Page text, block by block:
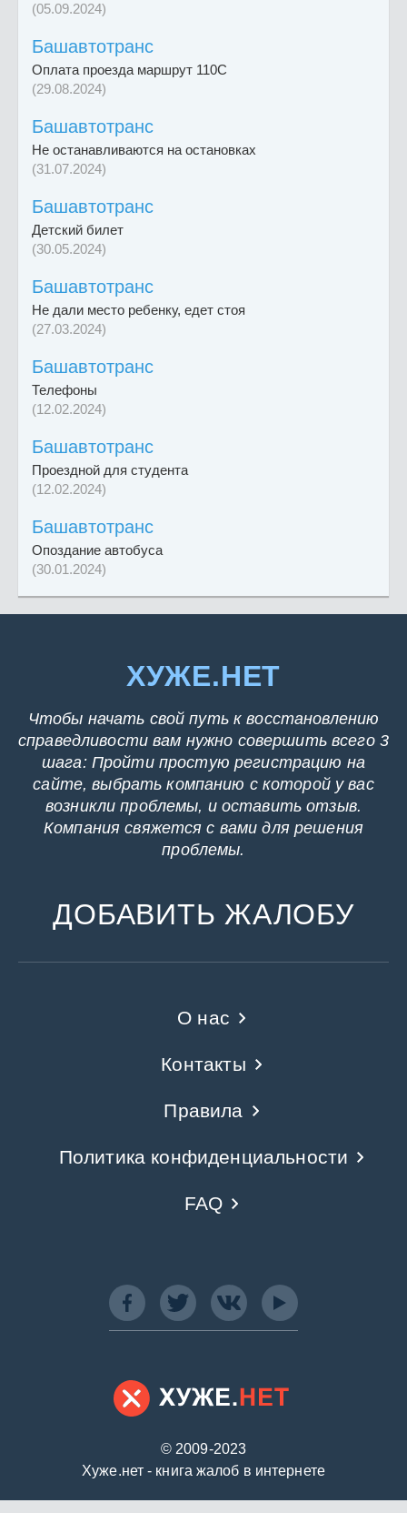
(05.09.2024)
Башавтотранс
Оплата проезда маршрут 110С
(29.08.2024)
Башавтотранс
Не останавливаются на остановках
(31.07.2024)
Башавтотранс
Детский билет
(30.05.2024)
Башавтотранс
Не дали место ребенку, едет стоя
(27.03.2024)
Башавтотранс
Телефоны
(12.02.2024)
Башавтотранс
Проездной для студента
(12.02.2024)
Башавтотранс
Опоздание автобуса
(30.01.2024)
ХУЖЕ.НЕТ
Чтобы начать свой путь к восстановлению
справедливости вам нужно совершить всего 3
шага: Пройти простую регистрацию на
сайте, выбрать компанию с которой у вас
возникли проблемы, и оставить отзыв.
Компания свяжется с вами для решения
проблемы.
ДОБАВИТЬ ЖАЛОБУ
© 2009-2023
Хуже.нет - книга жалоб в интернете
О нас
Контакты
Правила
Политика конфиденциальности
FAQ